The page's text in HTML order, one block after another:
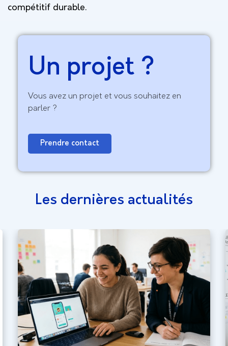
compétitif durable.
Un projet ?
Vous avez un projet et vous souhaitez en
parler ?
Prendre contact
Les dernières actualités